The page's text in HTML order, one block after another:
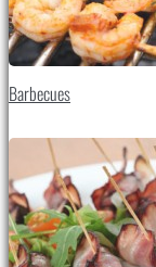
Barbecues